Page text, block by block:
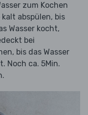
zum Kochen
kalt abspülen, bis
Wasser kocht,
bei
bis das Wasser
Noch ca. 5Min.